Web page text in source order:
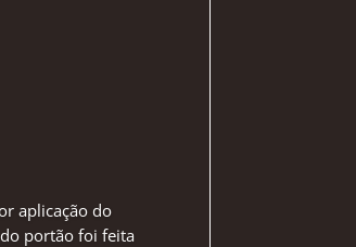
aplicação do
portão foi feita